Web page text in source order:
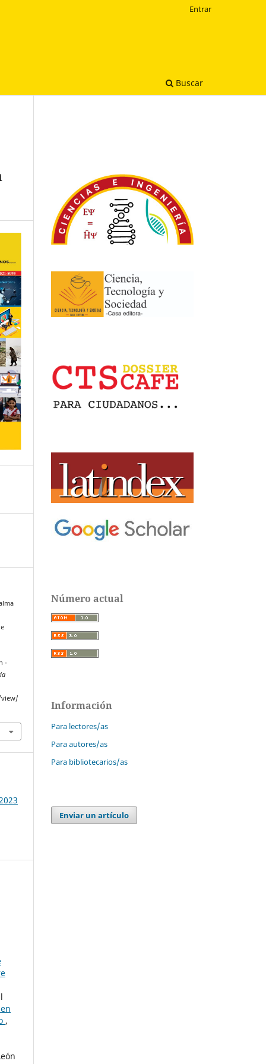
Buscar
Entrar
-
,
Número actual
Información
Para lectores/as
Para autores/as
Para bibliotecarios/as
Enviar un artículo